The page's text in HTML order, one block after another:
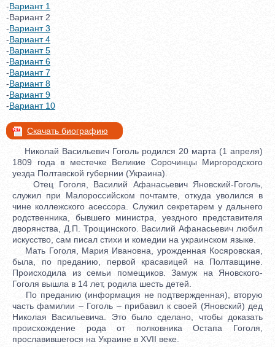
-Вариант 1
-Вариант 2
-Вариант 3
-Вариант 4
-Вариант 5
-Вариант 6
-Вариант 7
-Вариант 8
-Вариант 9
-Вариант 10
Скачать биографию
Николай Васильевич Гоголь родился 20 марта (1 апреля)
1809 года в местечке Великие Сорочинцы Миргородского
уезда Полтавской губернии (Украина).
Отец Гоголя, Василий Афанасьевич Яновский-Гоголь,
служил при Малороссийском почтамте, откуда уволился в
чине коллежского асессора. Служил секретарем у дальнего
родственника, бывшего министра, уездного представителя
дворянства, Д.П. Трощинского. Василий Афанасьевич любил
искусство, сам писал стихи и комедии на украинском языке.
Мать Гоголя, Мария Ивановна, урожденная Косяровская,
была, по преданию, первой красавицей на Полтавщине.
Происходила из семьи помещиков. Замуж на Яновского-
Гоголя вышла в 14 лет, родила шесть детей.
По преданию (информация не подтвержденная), вторую
часть фамилии – Гоголь – прибавил к своей (Яновский) дед
Николая Васильевича. Это было сделано, чтобы доказать
происхождение рода от полковника Остапа Гоголя,
прославившегося на Украине в XVII веке.